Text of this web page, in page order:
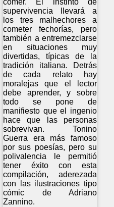
comer. El instinto de
supervivencia llevará a
los tres malhechores a
cometer fechorías, pero
también a entremezclarse
en situaciones muy
divertidas, típicas de la
tradición italiana. Detrás
de cada relato hay
moralejas que el lector
debe aprender, y sobre
todo se pone de
manifiesto que el ingenio
hace que las personas
sobrevivan. Tonino
Guerra era más famoso
por sus poesías, pero su
polivalencia le permitió
tener éxito con esta
compilación, aderezada
con las ilustraciones tipo
cómic de Adriano
Zannino.